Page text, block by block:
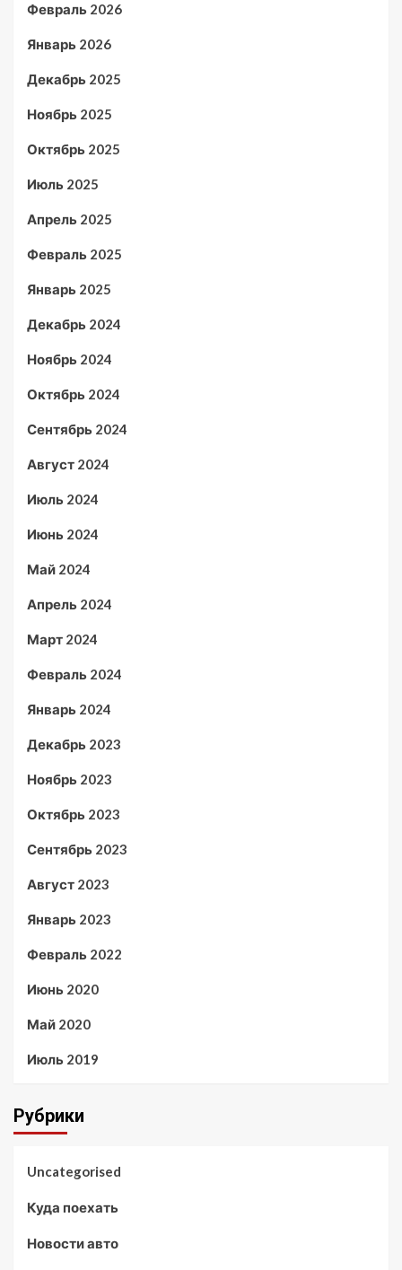
Февраль 2026
Январь 2026
Декабрь 2025
Ноябрь 2025
Октябрь 2025
Июль 2025
Апрель 2025
Февраль 2025
Январь 2025
Декабрь 2024
Ноябрь 2024
Октябрь 2024
Сентябрь 2024
Август 2024
Июль 2024
Июнь 2024
Май 2024
Апрель 2024
Март 2024
Февраль 2024
Январь 2024
Декабрь 2023
Ноябрь 2023
Октябрь 2023
Сентябрь 2023
Август 2023
Январь 2023
Февраль 2022
Июнь 2020
Май 2020
Июль 2019
Рубрики
Uncategorised
Куда поехать
Новости авто